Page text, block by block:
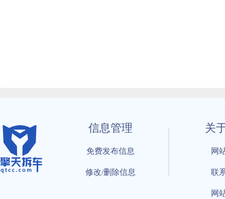
信息管理
免费发布信息
修改/删除信息
关
网
联
网